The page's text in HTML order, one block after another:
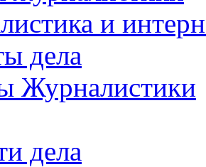
и
дела
Журналистики
дела